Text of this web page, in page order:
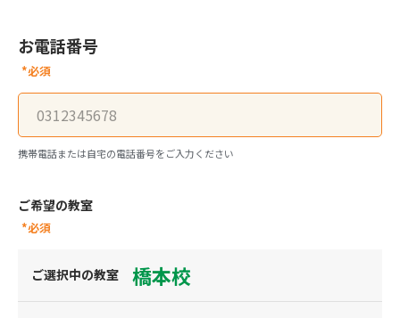
お電話番号
*必須
携帯電話または自宅の電話番号をご入力ください
ご希望の教室
*必須
ご選択中の教室 橋本校